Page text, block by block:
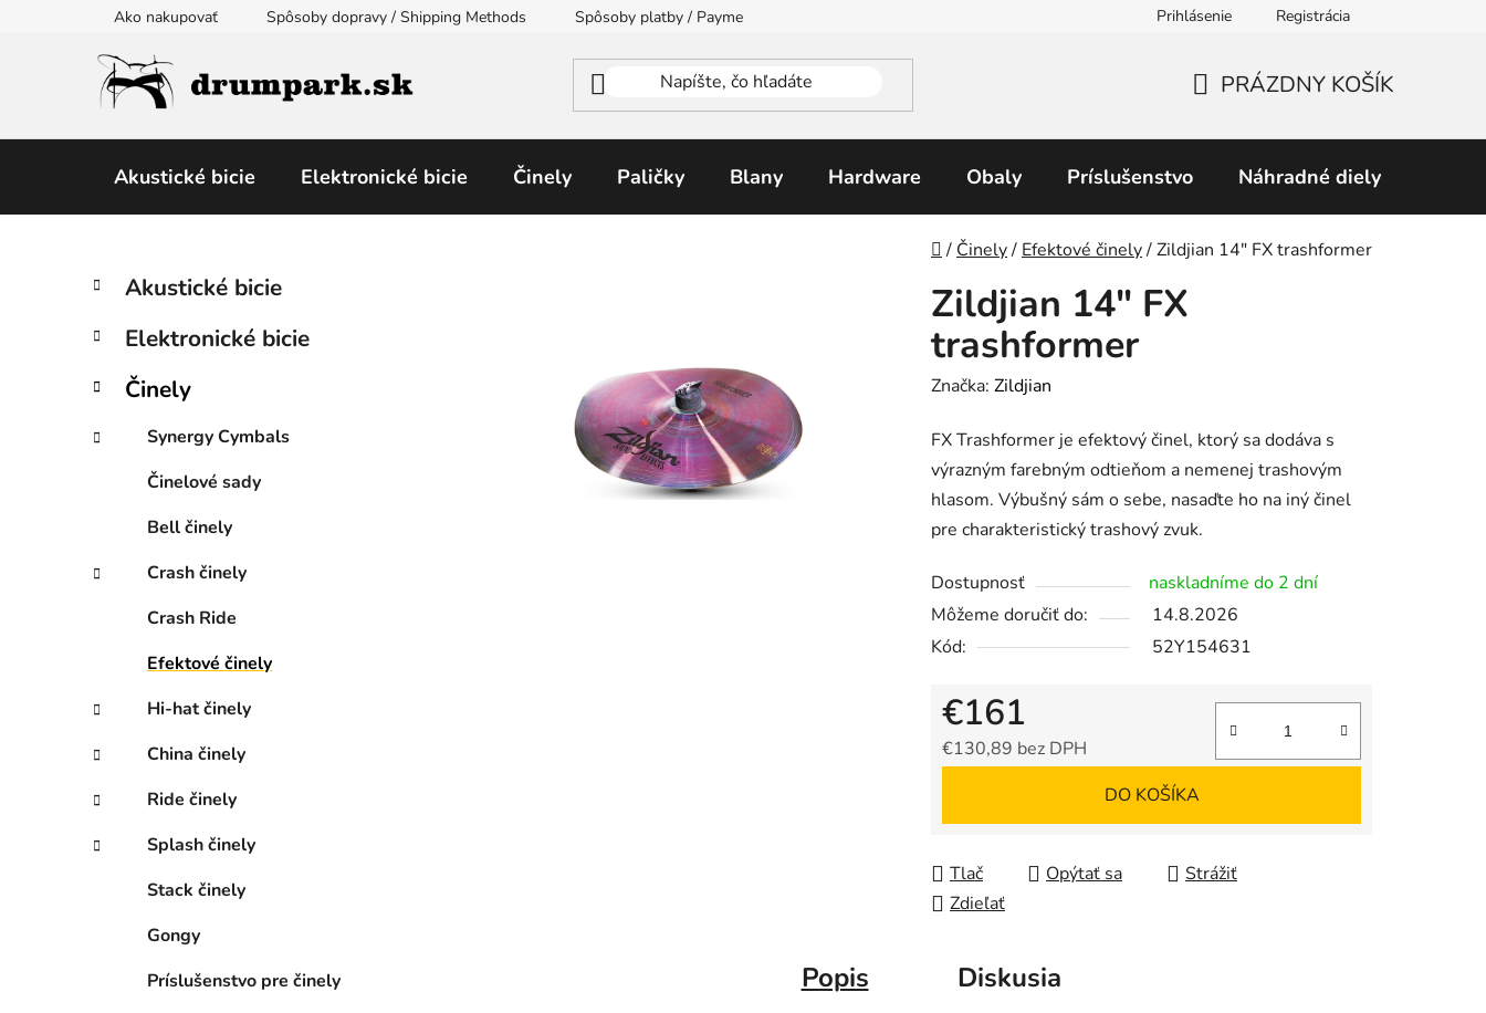
Ako nakupovať Spôsoby dopravy / Shipping Methods Spôsoby platby / Payment Methods Obchodné podmienky Predávané značky
Prihlásenie Registrácia
KOŠÍK
PRÁZDNY KOŠÍK
Akustické bicie Elektronické bicie Činely Paličky Blany Hardware Obaly Príslušenstvo Náhradné diely
Domov
/ Činely/ Efektové činely/Zildjian 14" FX trashformer
B
č
ý
a
Preskočiť
kategórie
K
a
e
ó
i
Akustické bicie
Elektronické bicie
Činely
Synergy Cymbals
Činelové sady
Bell činely
Crash činely
Crash Ride
Efektové činely
Hi-hat činely
China činely
Ride činely
Splash činely
Stack činely
Gongy
Príslušenstvo pre činely
Zildjian 14" FX
trashformer
Značka: Zildjian
FX Trashformer je efektový činel, ktorý sa dodáva s
výrazným farebným odtieňom a nemenej trashovým
hlasom. Výbušný sám o sebe, nasaďte ho na iný činel
pre charakteristický trashový zvuk.
Dostupnosť
naskladníme do 2 dní
Môžeme doručiť do:
14.8.2026
Kód:
52Y154631
€161
€130,89 bez DPH
DO KOŠÍKA
Tlač Opýtať sa
Strážiť
Zdieľať
Popis Diskusia